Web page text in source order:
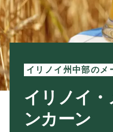
イリノイ・
ンカーン
イリノイ州中部のメ